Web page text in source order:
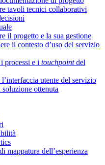
tavoli tecnici collaborativi
il progetto e la sua gestione
il contesto d’uso del servizio
processi e i touchpointdel
utente del servizio
ottenuta
mappatura dell’esperienza